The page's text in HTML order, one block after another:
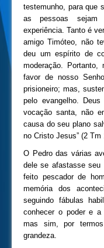
testemunho, para que
as pessoas sejam
experiência. Tanto é
amigo Timóteo, não
deu um espírito de
moderação. Portanto,
favor de nosso
prisioneiro; mas,
pelo evangelho.
vocação santa, não
causa do seu plano
no Cristo Jesus” (2 Tm
O Pedro das várias
dele se afastasse seu
feito pescador de
memória dos
seguindo fábulas
conhecer o poder e
mas sim, por
grandeza.